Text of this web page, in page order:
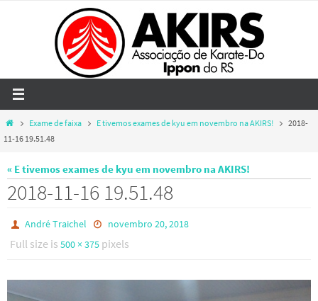
HomeExame de faixa E tivemos exames de kyu em novembro na AKIRS!
2018-
11-16 19.51.48
« E tivemos exames de kyu em novembro na AKIRS!
2018-11-16 19.51.48
André Traichel novembro 20, 2018
Full size is 500 × 375 pixels